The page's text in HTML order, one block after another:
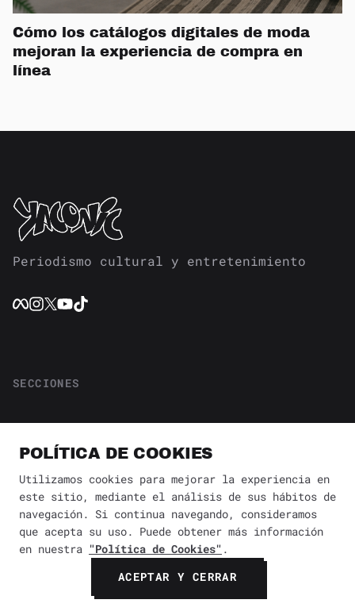
Cómo los catálogos digitales de moda
mejoran la experiencia de compra en
línea
Periodismo cultural y entretenimiento
SECCIONES
CULTURA
ESTILO DE VIDA
GUÍAS
NOTICIAS
INFORMACIÓN
POLÍTICA DE COOKIES
Utilizamos cookies para mejorar la experiencia en
este sitio, mediante el análisis de sus hábitos de
navegación. Si continua navegando, consideramos
que acepta su uso. Puede obtener más información
en nuestra "Política de Cookies" .
ACEPTAR Y CERRAR